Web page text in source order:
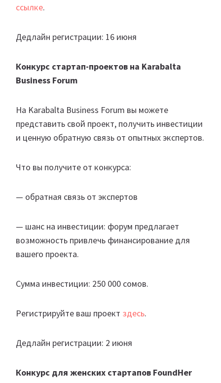
ссылке.
Дедлайн регистрации: 16 июня
Конкурс стартап-проектов на Karabalta
Business Forum
На Karabalta Business Forum вы можете
представить свой проект, получить инвестиции
и ценную обратную связь от опытных экспертов.
Что вы получите от конкурса:
— обратная связь от экспертов
— шанс на инвестиции: форум предлагает
возможность привлечь финансирование для
вашего проекта.
Сумма инвестиции: 250 000 сомов.
Регистрируйте ваш проект здесь.
Дедлайн регистрации: 2 июня
Конкурс для женских стартапов FoundHer